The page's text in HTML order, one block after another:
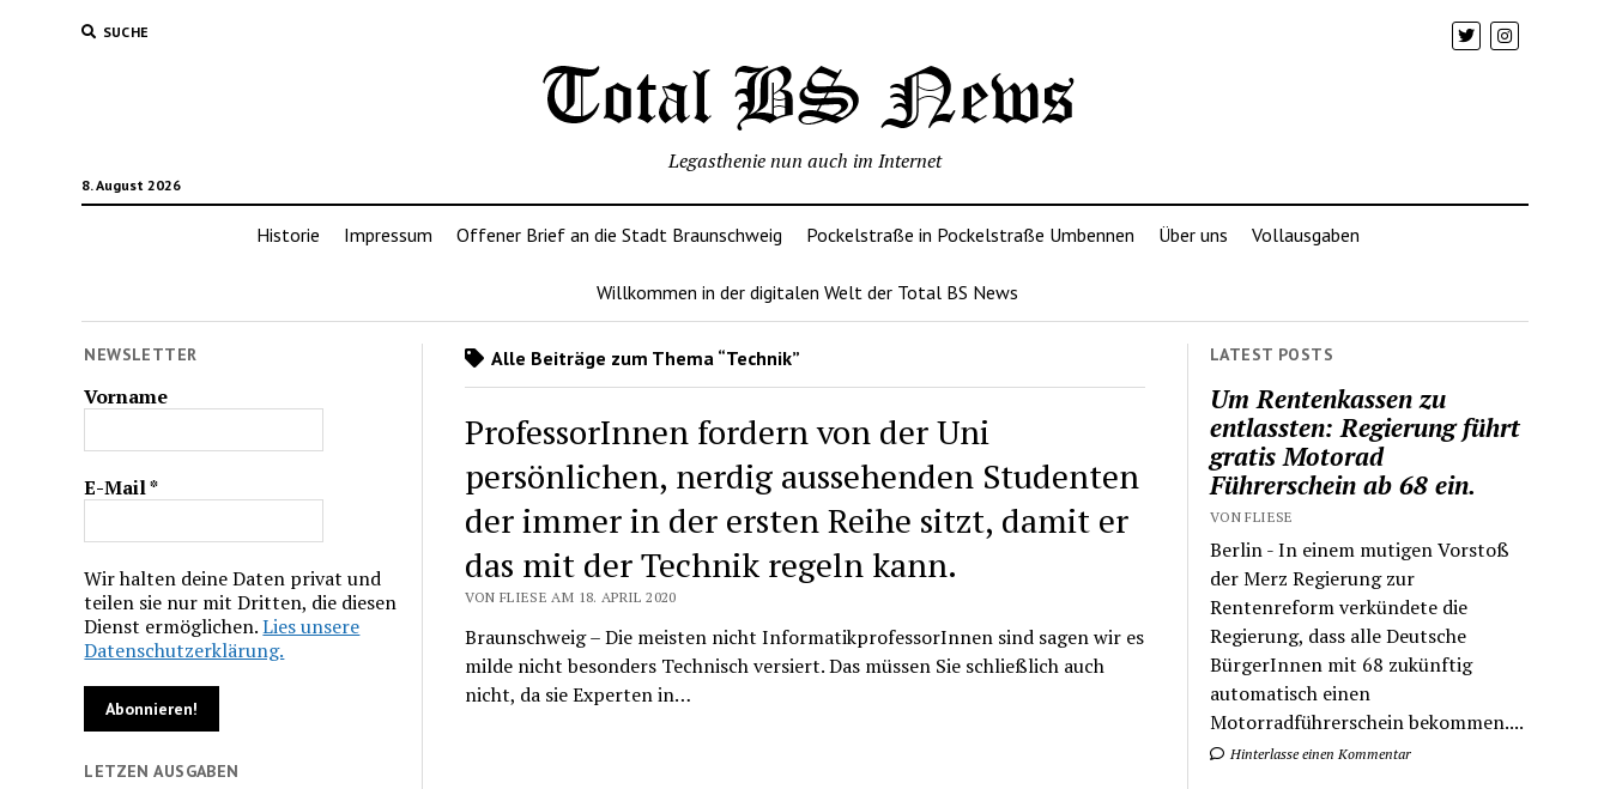
SUCHE
8. August 2026
Legasthenie nun auch im Internet
Historie Impressum Offener Brief an die Stadt Braunschweig Pockelstraße in Pockelstraße Umbennen Über uns Vollausgaben
Willkommen in der digitalen Welt der Total BS News
NEWSLETTER
Vorname
E-Mail*
Wir halten deine Daten privat und
teilen sie nur mit Dritten, die diesen
Dienst ermöglichen.Lies unsere
Datenschutzerklärung.
LETZEN AUSGABEN
Alle Beiträge zum Thema “Technik”
ProfessorInnen fordern von der Uni
persönlichen, nerdig aussehenden Studenten
der immer in der ersten Reihe sitzt, damit er
das mit der Technik regeln kann.
VON FLIESE AM 18. APRIL 2020
Braunschweig – Die meisten nicht InformatikprofessorInnen sind sagen wir es
milde nicht besonders Technisch versiert. Das müssen Sie schließlich auch
nicht, da sie Experten in…
LATEST POSTS
Um Rentenkassen zu
entlassten: Regierung führt
gratis Motorad
Führerschein ab 68 ein.
VON FLIESE
Berlin - In einem mutigen Vorstoß
der Merz Regierung zur
Rentenreform verkündete die
Regierung, dass alle Deutsche
BürgerInnen mit 68 zukünftig
automatisch einen
Motorradführerschein bekommen....
Hinterlasse einen Kommentar